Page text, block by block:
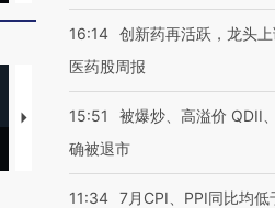
【推广】走进第四届链博
会，让数智科技“链”接产
16:14 创新药再活跃，龙头上
医药股周报
15:51
被爆炒、高溢价 QDII
确被退市
11:34 7月CPI、PPI同比均